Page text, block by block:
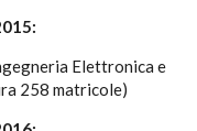
Elettronica e
258 matricole)